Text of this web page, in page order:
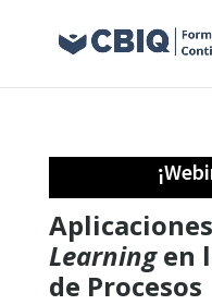
Learningen
de Procesos